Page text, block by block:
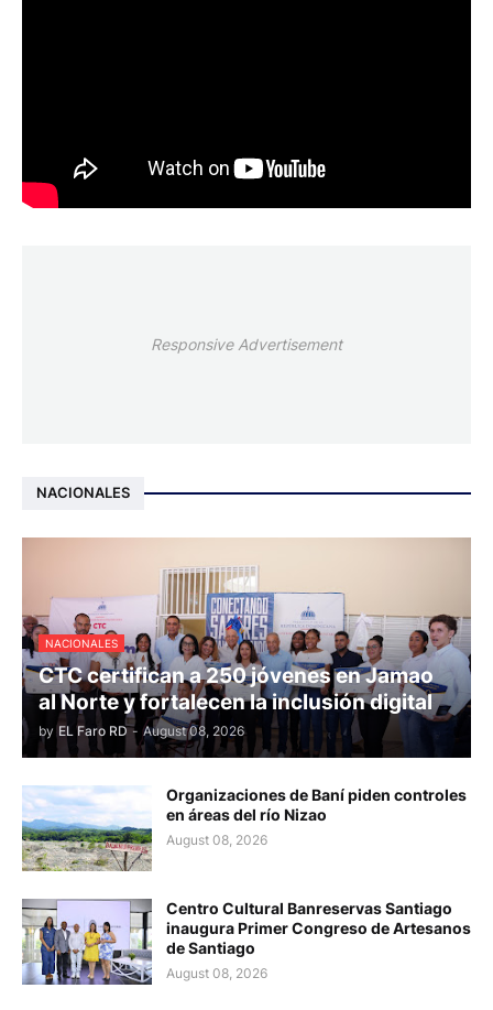
Responsive Advertisement
NACIONALES
NACIONALES
CTC certifican a 250 jóvenes en Jamao
al Norte y fortalecen la inclusión digital
by EL Faro RD - August 08, 2026
Organizaciones de Baní piden controles
en áreas del río Nizao
August 08, 2026
Centro Cultural Banreservas Santiago
inaugura Primer Congreso de Artesanos
de Santiago
August 08, 2026